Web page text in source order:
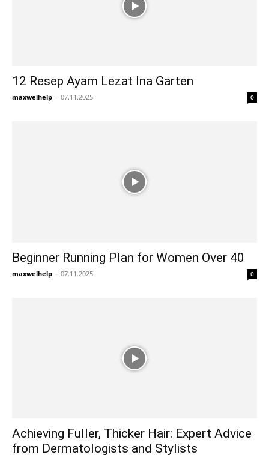
12 Resep Ayam Lezat Ina Garten
maxwelhelp - 07.11.2025 0
Beginner Running Plan for Women Over 40
maxwelhelp - 07.11.2025 0
Achieving Fuller, Thicker Hair: Expert Advice
from Dermatologists and Stylists